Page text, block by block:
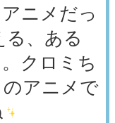
ニメだっ
る、ある
クロミち
アニメで